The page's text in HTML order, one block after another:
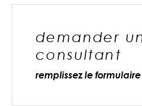
demander
consultant
remplissez le formulaire